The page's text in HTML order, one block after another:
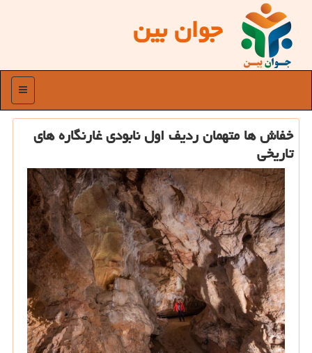
جوان بین
منو
خفاش ها متهمان ردیف اول نابودی غارنگاره های
تاریخی